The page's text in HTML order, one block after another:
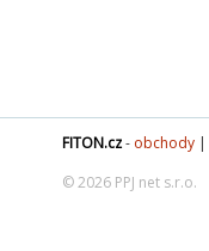
FITON.cz- obchody |
© 2026 PPJ net s.r.o.